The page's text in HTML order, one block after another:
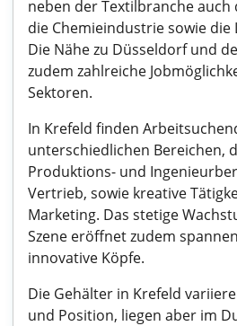
neben der Textilbranche auch
die Chemieindustrie sowie die
Die Nähe zu Düsseldorf und
zudem zahlreiche
Sektoren.
In Krefeld finden
unterschiedlichen Bereichen,
Produktions- und
Vertrieb, sowie kreative
Marketing. Das stetige
Szene eröffnet zudem
innovative Köpfe.
Die Gehälter in Krefeld
und Position, liegen aber im